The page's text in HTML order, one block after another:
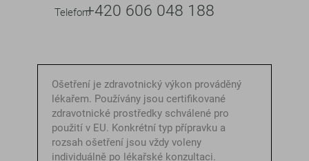
Telefon:+420 606 048 188
Ošetření je zdravotnický výkon prováděný
lékařem. Používány jsou certifikované
zdravotnické prostředky schválené pro
použití v EU. Konkrétní typ přípravku a
rozsah ošetření jsou vždy voleny
individuálně po lékařské konzultaci.